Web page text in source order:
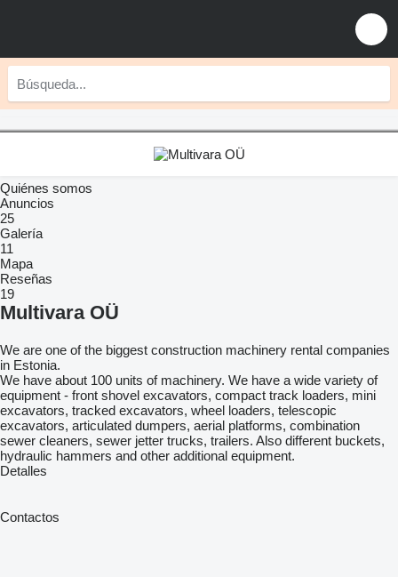
Quiénes somos
Anuncios
25
Galería
11
Mapa
Reseñas
19
Multivara OÜ
We are one of the biggest construction machinery rental companies
in Estonia.
We have about 100 units of machinery. We have a wide variety of
equipment - front shovel excavators, compact track loaders, mini
excavators, tracked excavators, wheel loaders, telescopic
excavators, articulated dumpers, aerial platforms, combination
sewer cleaners, sewer jetter trucks, trailers. Also different buckets,
hydraulic hammers and other additional equipment.
Detalles
Contactos